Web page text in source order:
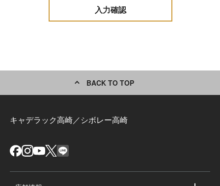
BACK TO TOP
キャデラック高崎／シボレー高崎